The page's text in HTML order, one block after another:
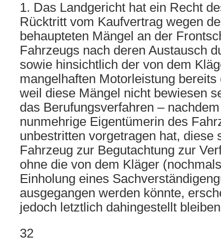
1. Das Landgericht hat ein Recht
Rücktritt vom Kaufvertrag wegen
behaupteten Mängel an der
Fahrzeugs nach deren Austausch
sowie hinsichtlich der von dem
mangelhaften Motorleistung
weil diese Mängel nicht bewiesen
das Berufungsverfahren –
nunmehrige Eigentümerin des
unbestritten vorgetragen hat, diese
Fahrzeug zur Begutachtung zur
ohne die von dem Kläger
Einholung eines
ausgegangen werden könnte,
jedoch letztlich dahingestellt
32